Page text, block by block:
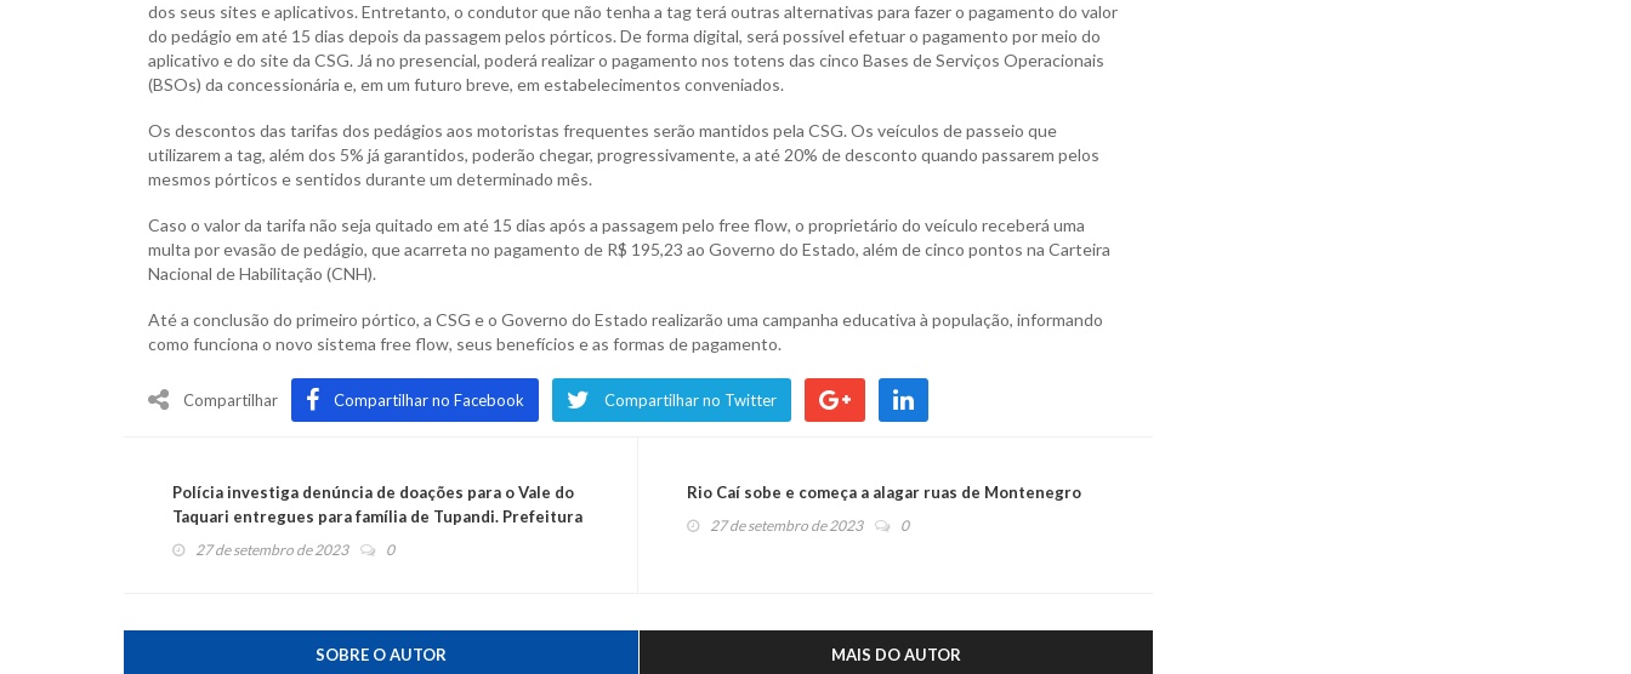
dos seus sites e aplicativos. Entretanto, o condutor que não tenha a tag terá outras alternativas para fazer o pagamento do valor
do pedágio em até 15 dias depois da passagem pelos pórticos. De forma digital, será possível efetuar o pagamento por meio do
aplicativo e do site da CSG. Já no presencial, poderá realizar o pagamento nos totens das cinco Bases de Serviços Operacionais
(BSOs) da concessionária e, em um futuro breve, em estabelecimentos conveniados.
Os descontos das tarifas dos pedágios aos motoristas frequentes serão mantidos pela CSG. Os veículos de passeio que
utilizarem a tag, além dos 5% já garantidos, poderão chegar, progressivamente, a até 20% de desconto quando passarem pelos
mesmos pórticos e sentidos durante um determinado mês.
Caso o valor da tarifa não seja quitado em até 15 dias após a passagem pelo free flow, o proprietário do veículo receberá uma
multa por evasão de pedágio, que acarreta no pagamento de R$ 195,23 ao Governo do Estado, além de cinco pontos na Carteira
Nacional de Habilitação (CNH).
Até a conclusão do primeiro pórtico, a CSG e o Governo do Estado realizarão uma campanha educativa à população, informando
como funciona o novo sistema free flow, seus benefícios e as formas de pagamento.
Compartilhar Compartilhar no Facebook Compartilhar no Twitter
Polícia investiga denúncia de doações para o Vale do
Taquari entregues para família de Tupandi. Prefeitura
emitiu nota
27 de setembro de 2023 0
Rio Caí sobe e começa a alagar ruas de Montenegro
27 de setembro de 2023 0
SOBRE O AUTOR MAIS DO AUTOR